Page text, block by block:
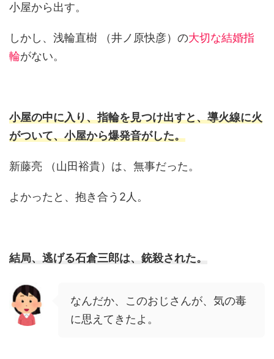
小屋から出す。
しかし、浅輪直樹 （井ノ原快彦）の大切な結婚指
輪がない。
小屋の中に入り、指輪を見つけ出すと、導火線に火
がついて、小屋から爆発音がした。
新藤亮 （山田裕貴）は、無事だった。
よかったと、抱き合う2人。
結局、逃げる石倉三郎は、銃殺された。
なんだか、このおじさんが、気の毒
に思えてきたよ。